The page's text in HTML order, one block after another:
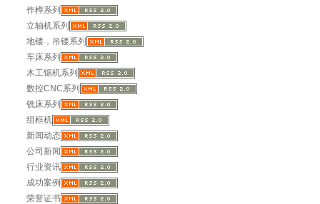
作榫系列
立轴机系列
地镂，吊镂系列
车床系列
木工锯机系列
数控CNC系列
铣床系列
组框机
新闻动态
公司新闻
行业资讯
成功案例
荣誉证书